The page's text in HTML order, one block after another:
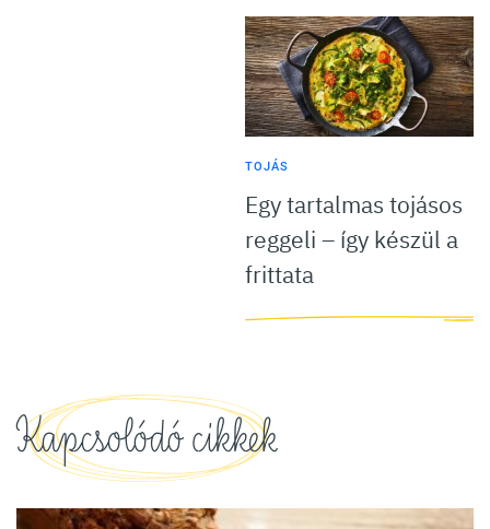
TOJÁS
Egy tartalmas tojásos
reggeli – így készül a
frittata
Kapcsolódó cikkek